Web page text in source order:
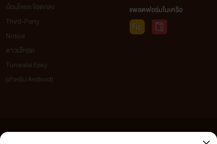
เงื่อนไขและข้อตกลง
Third-Party
Notice
ดาวน์โหลด
Tunwalai Easy
(สำหรับ Android)
แพลตฟอร์มในเครือ